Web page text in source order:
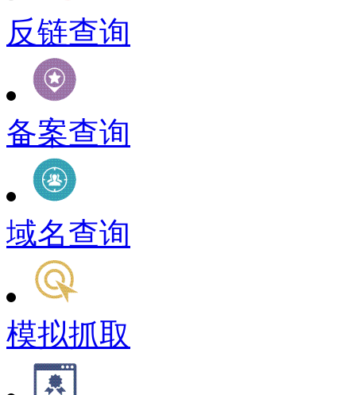
反链查询
备案查询
域名查询
模拟抓取